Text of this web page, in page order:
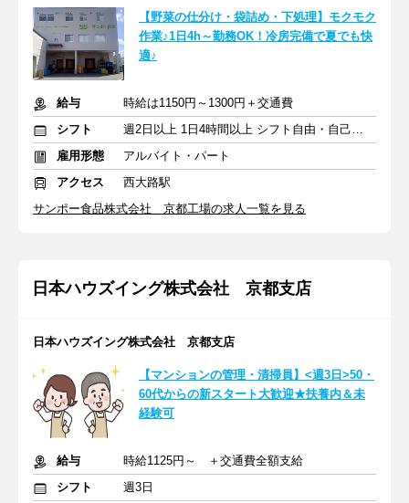
【野菜の仕分け・袋詰め・下処理】モクモク
作業♪1日4h～勤務OK！冷房完備で夏でも快
適♪
給与
時給は1150円～1300円＋交通費
シフト
週2日以上 1日4時間以上 シフト自由・自己申告
雇用形態
アルバイト・パート
アクセス
西大路駅
サンポー食品株式会社 京都工場の求人一覧を見る
日本ハウズイング株式会社 京都支店
日本ハウズイング株式会社 京都支店
【マンションの管理・清掃員】<週3日>50・
60代からの新スタート大歓迎★扶養内＆未
経験可
給与
時給1125円～ ＋交通費全額支給
シフト
週3日